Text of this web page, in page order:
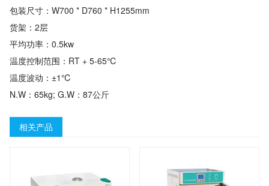
包装尺寸：W700 * D760 * H1255mm
货架：2层
平均功率：0.5kw
温度控制范围：RT + 5-65℃
温度波动：±1℃
N.W：65kg; G.W：87公斤
相关产品